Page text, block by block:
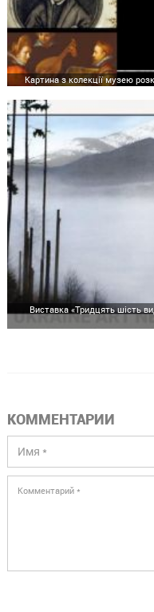
Картина з колекції музею
Виставка «Тридцять шість
КОММЕНТАРИИ